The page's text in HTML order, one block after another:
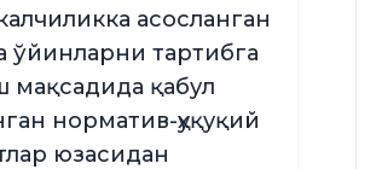
асосланган
ўйинларни тартибга
мақсадида қабул
норматив-ҳуқуқий
юзасидан